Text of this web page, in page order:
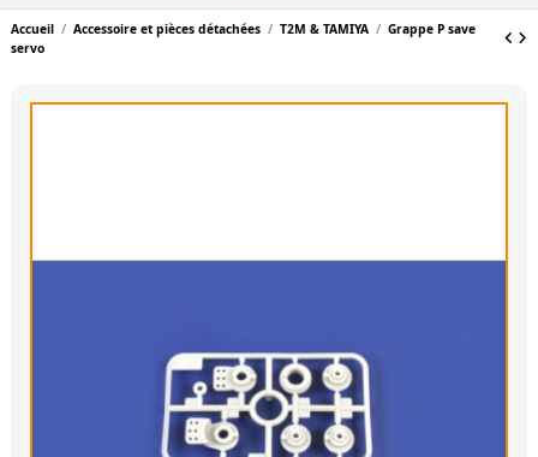
Accueil Accessoire et pièces détachées T2M & TAMIYA
Grappe P save
servo